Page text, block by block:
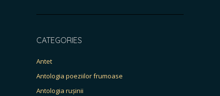
CATEGORIES
Antet
Antologia poeziilor frumoase
Antologia rușinii